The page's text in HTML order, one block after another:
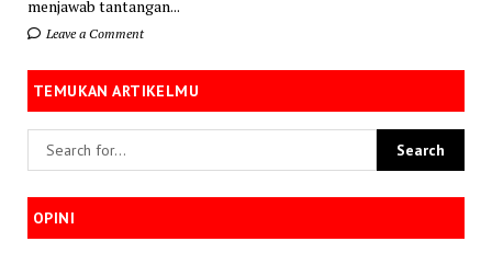
menjawab tantangan...
Leave a Comment
TEMUKAN ARTIKELMU
OPINI